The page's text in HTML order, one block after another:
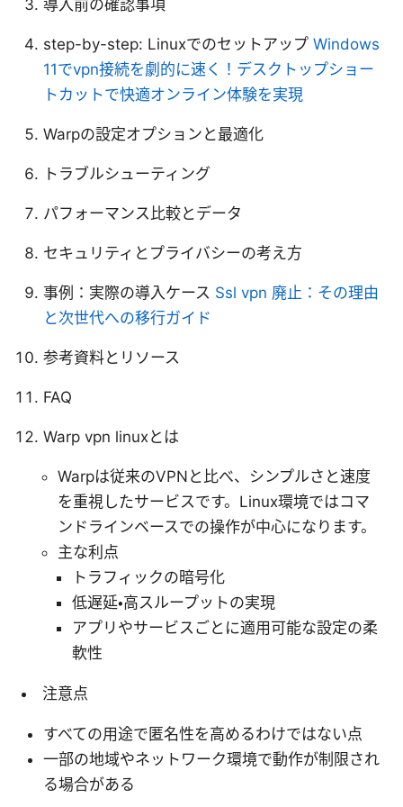
導入前の確認事項
step-by-step: Linuxでのセットアップ Windows
11でvpn接続を劇的に速く！デスクトップショー
トカットで快適オンライン体験を実現
Warpの設定オプションと最適化
トラブルシューティング
パフォーマンス比較とデータ
セキュリティとプライバシーの考え方
事例：実際の導入ケース Ssl vpn 廃止：その理由
と次世代への移行ガイド
参考資料とリソース
FAQ
Warp vpn linuxとは
Warpは従来のVPNと比べ、シンプルさと速度
を重視したサービスです。Linux環境ではコマ
ンドラインベースでの操作が中心になります。
主な利点
トラフィックの暗号化
低遅延・高スループットの実現
アプリやサービスごとに適用可能な設定の柔
軟性
注意点
すべての用途で匿名性を高めるわけではない点
一部の地域やネットワーク環境で動作が制限され
る場合がある